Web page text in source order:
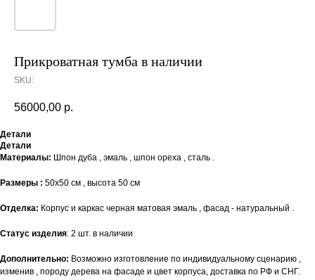
Прикроватная тумба в наличии
SKU:
56000,00 р.
Детали
Детали
Материалы: Шпон дуба , эмаль , шпон ореха , сталь .
Размеры : 50х50 см , высота 50 см
Отделка: Корпус и каркас черная матовая эмаль , фасад - натуральный .
Статус изделия: 2 шт. в наличии
Дополнительно: Возможно изготовление по индивидуальному сценарию ,
изменив , породу дерева на фасаде и цвет корпуса, доставка по РФ и СНГ.